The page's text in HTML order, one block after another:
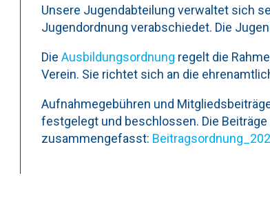
Unsere Jugendabteilung verwaltet sich
Jugendordnung verabschiedet. Die
Die Ausbildungsordnung regelt die
Verein. Sie richtet sich an die
Aufnahmegebühren und
festgelegt und beschlossen. Die
zusammengefasst: